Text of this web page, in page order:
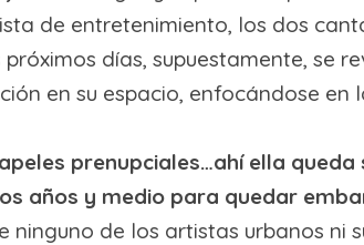
de entretenimiento, los dos
días, supuestamente, se
en su espacio, enfocándose en
prenupciales…ahí ella
años y medio para quedar
de los artistas urbanos ni